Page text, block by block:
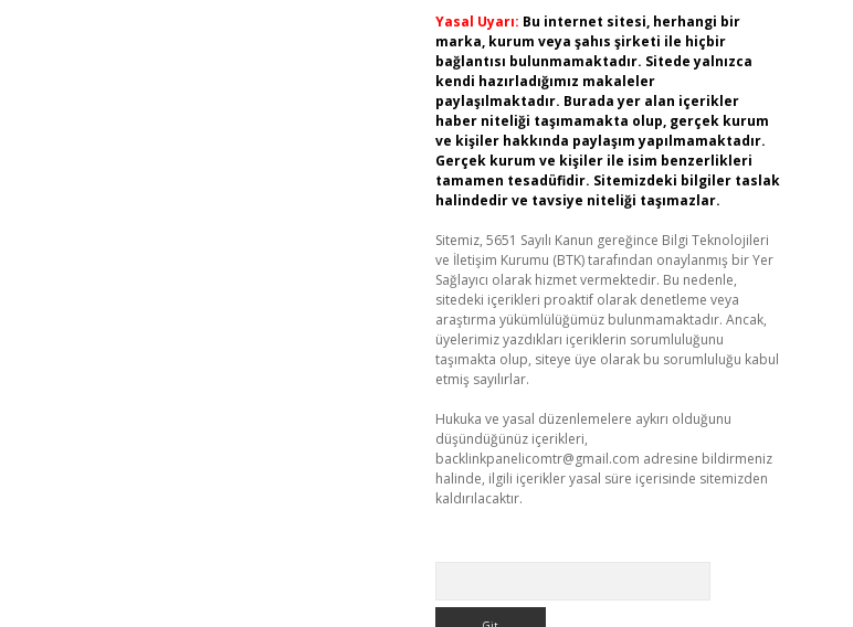
Yasal Uyarı: Bu internet sitesi, herhangi bir
marka, kurum veya şahıs şirketi ile hiçbir
bağlantısı bulunmamaktadır. Sitede yalnızca
kendi hazırladığımız makaleler
paylaşılmaktadır. Burada yer alan içerikler
haber niteliği taşımamakta olup, gerçek kurum
ve kişiler hakkında paylaşım yapılmamaktadır.
Gerçek kurum ve kişiler ile isim benzerlikleri
tamamen tesadüfidir. Sitemizdeki bilgiler taslak
halindedir ve tavsiye niteliği taşımazlar.
Sitemiz, 5651 Sayılı Kanun gereğince Bilgi Teknolojileri
ve İletişim Kurumu (BTK) tarafından onaylanmış bir Yer
Sağlayıcı olarak hizmet vermektedir. Bu nedenle,
sitedeki içerikleri proaktif olarak denetleme veya
araştırma yükümlülüğümüz bulunmamaktadır. Ancak,
üyelerimiz yazdıkları içeriklerin sorumluluğunu
taşımakta olup, siteye üye olarak bu sorumluluğu kabul
etmiş sayılırlar.
Hukuka ve yasal düzenlemelere aykırı olduğunu
düşündüğünüz içerikleri,
backlinkpanelicomtr@gmail.com adresine bildirmeniz
halinde, ilgili içerikler yasal süre içerisinde sitemizden
kaldırılacaktır.